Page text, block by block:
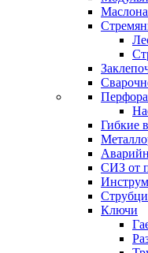
Гибкие
СИЗ от
Ключи